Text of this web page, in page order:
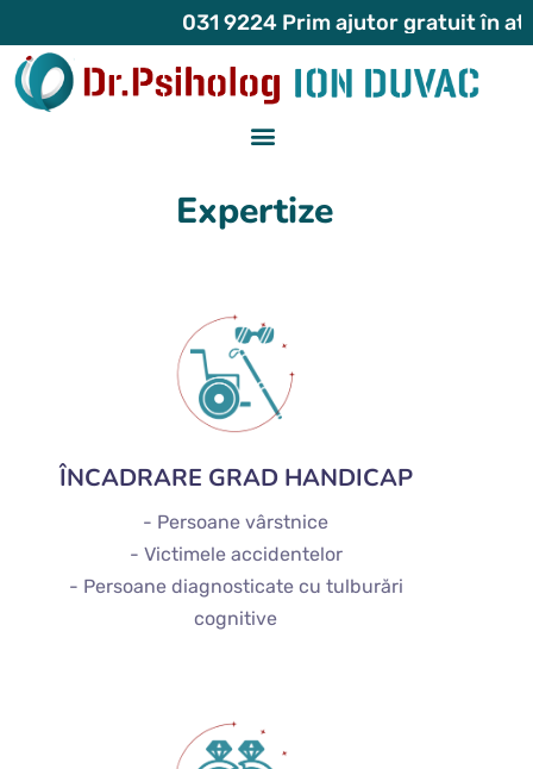
031 9224 Prim ajutor gratuit în
Expertize
ÎNCADRARE GRAD HANDICAP
- Persoane vârstnice
- Victimele accidentelor
- Persoane diagnosticate cu tulburări
cognitive